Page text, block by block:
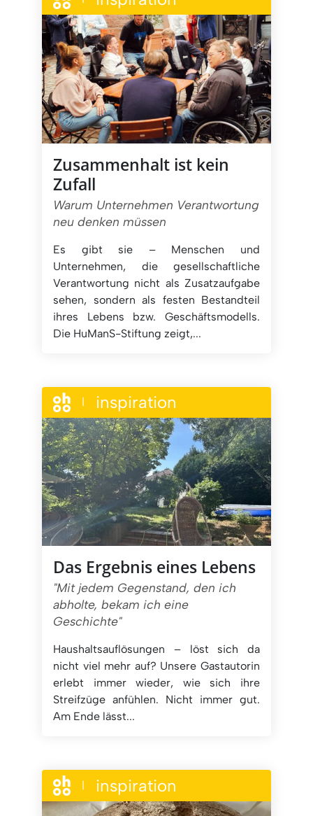
Zusammenhalt ist kein
Zufall
Warum Unternehmen Verantwortung
neu denken müssen
Es gibt sie – Menschen und
Unternehmen, die gesellschaftliche
Verantwortung nicht als Zusatzaufgabe
sehen, sondern als festen Bestandteil
ihres Lebens bzw. Geschäftsmodells.
Die HuManS-Stiftung zeigt,...
inspiration
Das Ergebnis eines Lebens
"Mit jedem Gegenstand, den ich
abholte, bekam ich eine
Geschichte"
Haushaltsauflösungen – löst sich da
nicht viel mehr auf? Unsere Gastautorin
erlebt immer wieder, wie sich ihre
Streifzüge anfühlen. Nicht immer gut.
Am Ende lässt...
inspiration